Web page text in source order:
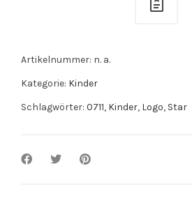
Artikelnummer: n. a.
Kategorie: Kinder
Schlagwörter: 0711, Kinder, Logo, Star